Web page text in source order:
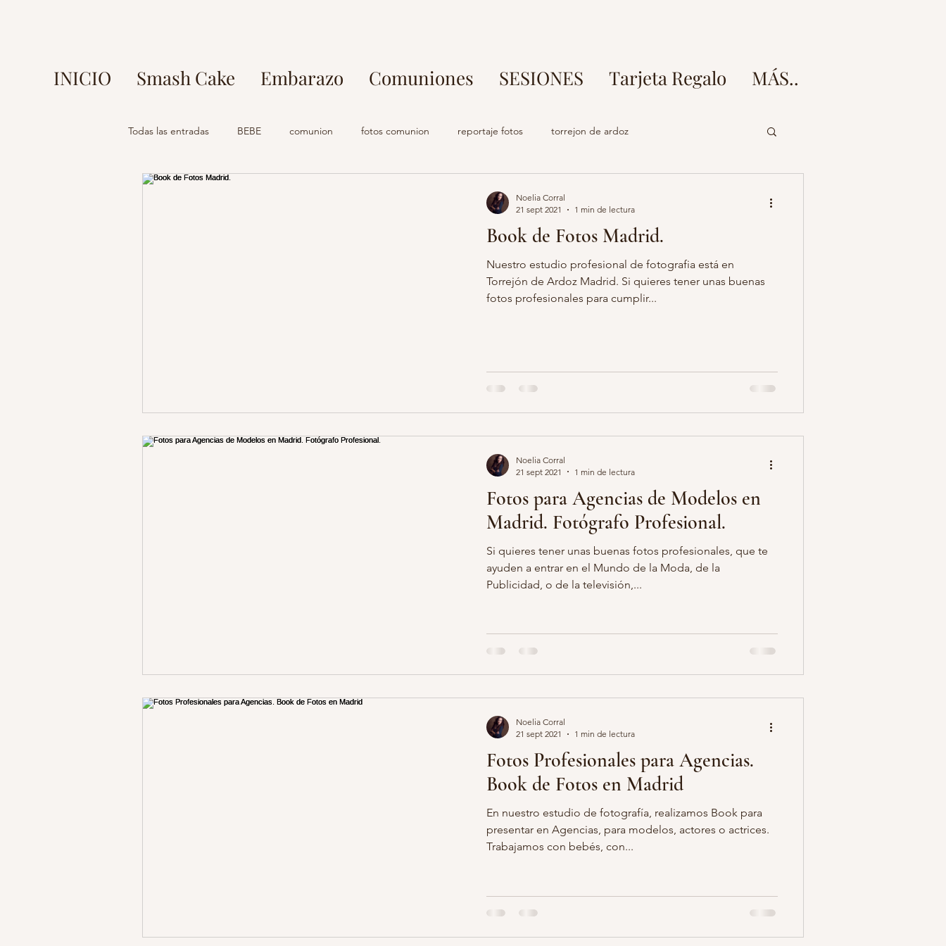
INICIO Smash Cake Embarazo Comuniones SESIONES Tarjeta Regalo MÁS..
Todas las entradas BEBE comunion fotos comunion reportaje fotos torrejon de ardoz
fotografo embarazo sesion fotos embarazo
fotografo torrejon de ardoz maternidad fotos
estudio sonrisas de algodon fotos infantiles estudio fotos niños fotos bonitas niños regalo de fotos
fotografia infantil madrid
Book de Fotos Madrid.
Nuestro estudio profesional de fotografia está en
Torrejón de Ardoz Madrid. Si quieres tener unas buenas
fotos profesionales para cumplir...
Noelia Corral
21 sept 2021
1 min de lectura
Fotos para Agencias de Modelos en
Madrid. Fotógrafo Profesional.
Si quieres tener unas buenas fotos profesionales, que te
ayuden a entrar en el Mundo de la Moda, de la
Publicidad, o de la televisión,...
Noelia Corral
21 sept 2021
1 min de lectura
Fotos Profesionales para Agencias.
Book de Fotos en Madrid
En nuestro estudio de fotografía, realizamos Book para
presentar en Agencias, para modelos, actores o actrices.
Trabajamos con bebés, con...
Noelia Corral
21 sept 2021
1 min de lectura